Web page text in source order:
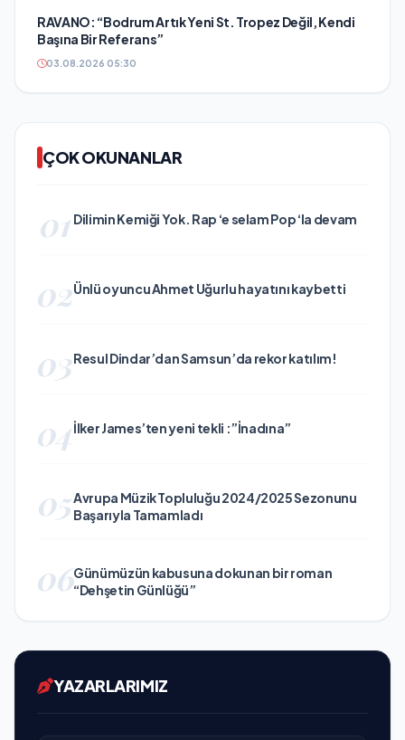
RAVANO: “Bodrum Artık Yeni St. Tropez Değil, Kendi
Başına Bir Referans”
03.08.2026 05:30
ÇOK OKUNANLAR
01 Dilimin Kemiği Yok. Rap ‘e selam Pop ‘la devam
02Ünlü oyuncu Ahmet Uğurlu hayatını kaybetti
03Resul Dindar’dan Samsun’da rekor katılım!
04İlker James’ten yeni tekli :”İnadına”
05Avrupa Müzik Topluluğu 2024/2025 Sezonunu
Başarıyla Tamamladı
06Günümüzün kabusuna dokunan bir roman
“Dehşetin Günlüğü”
YAZARLARIMIZ